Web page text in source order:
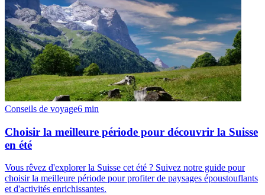
Conseils de voyage6 min
Choisir la meilleure période pour découvrir la Suisse
en été
Vous rêvez d'explorer la Suisse cet été ? Suivez notre guide pour
choisir la meilleure période pour profiter de paysages époustouflants
et d'activités enrichissantes.